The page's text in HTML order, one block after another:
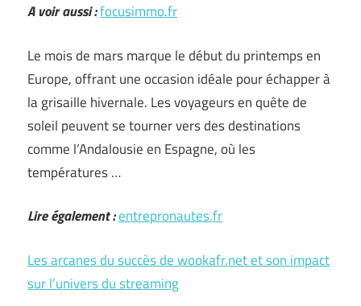
A voir aussi :focusimmo.fr
Le mois de mars marque le début du printemps en
Europe, offrant une occasion idéale pour échapper à
la grisaille hivernale. Les voyageurs en quête de
soleil peuvent se tourner vers des destinations
comme l’Andalousie en Espagne, où les
températures …
Lire également :entrepronautes.fr
Les arcanes du succès de wookafr.net et son impact
sur l’univers du streaming